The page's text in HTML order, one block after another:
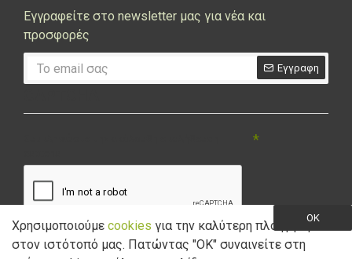
Εγγραφείτε στο newsletter μας για νέα και
προσφορές
Εγγραφη
Έχω διαβάσει και αποδέχομαι την Πολιτική Απορρήτου
OK
Χρησιμοποιούμε cookies για την καλύτερη πλοήγηση
στον ιστότοπό μας. Πατώντας "ΟK" συναινείτε στη